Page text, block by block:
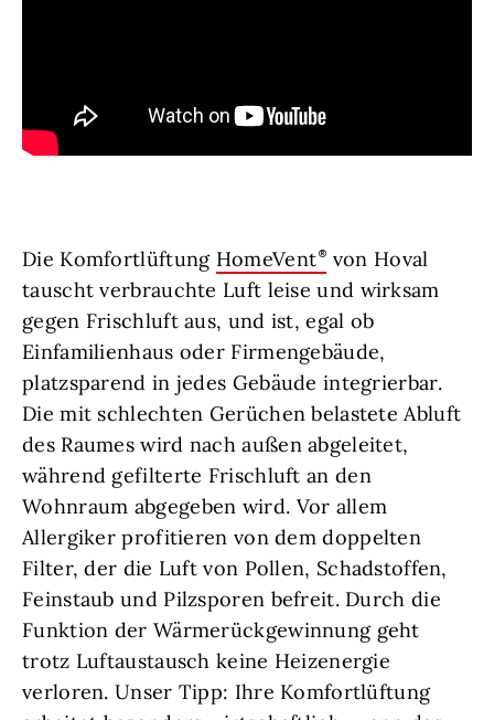
Die Komfortlüftung HomeVent
von Hoval
tauscht verbrauchte Luft leise und wirksam
gegen Frischluft aus, und ist, egal ob
Einfamilienhaus oder Firmengebäude,
platzsparend in jedes Gebäude integrierbar.
Die mit schlechten Gerüchen belastete Abluft
des Raumes wird nach außen abgeleitet,
während gefilterte Frischluft an den
Wohnraum abgegeben wird. Vor allem
Allergiker profitieren von dem doppelten
Filter, der die Luft von Pollen, Schadstoffen,
Feinstaub und Pilzsporen befreit. Durch die
Funktion der Wärmerückgewinnung geht
trotz Luftaustausch keine Heizenergie
verloren. Unser Tipp: Ihre Komfortlüftung